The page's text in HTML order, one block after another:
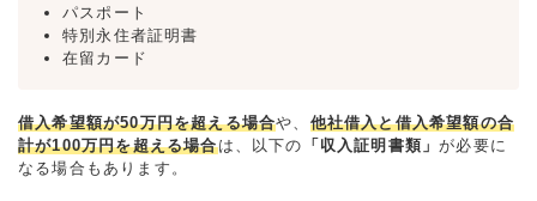
パスポート
特別永住者証明書
在留カード
借入希望額が50万円を超える場合や、 他社借入と借入希望額の合
計が100万円を超える場合は、以下の 「収入証明書類」が必要に
なる場合もあります。